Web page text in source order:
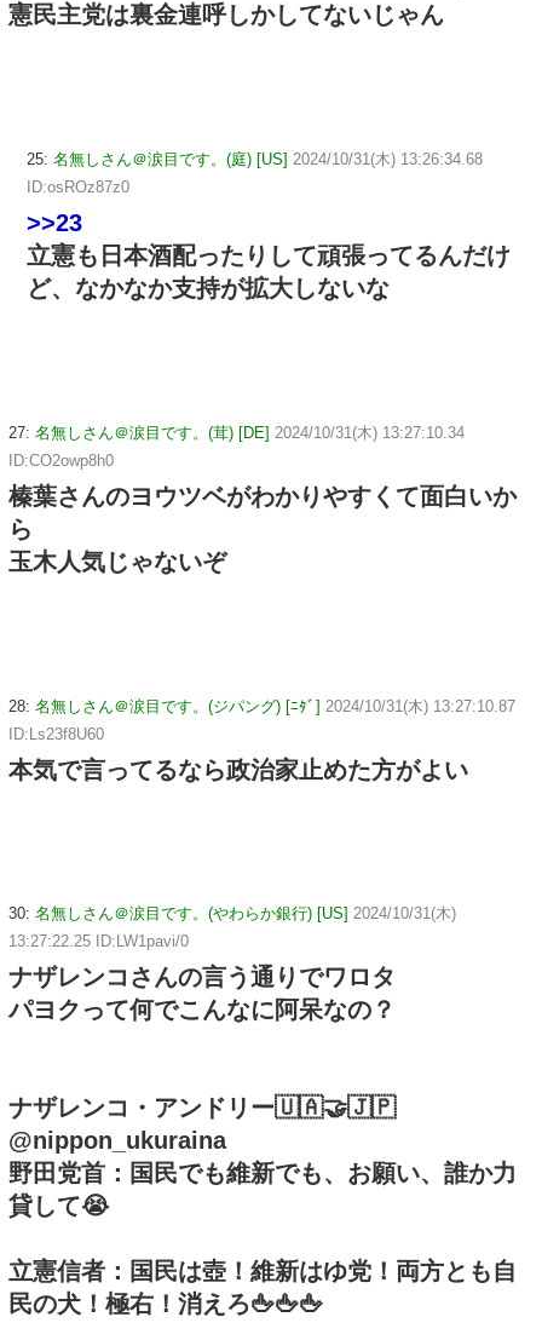
憲民主党は裏金連呼しかしてないじゃん
25: 名無しさん＠涙目です。(庭) [US] 2024/10/31(木) 13:26:34.68
ID:osROz87z0
>>23
立憲も日本酒配ったりして頑張ってるんだけ
ど、なかなか支持が拡大しないな
27: 名無しさん＠涙目です。(茸) [DE] 2024/10/31(木) 13:27:10.34
ID:CO2owp8h0
榛葉さんのヨウツベがわかりやすくて面白いか
ら
玉木人気じゃないぞ
28: 名無しさん＠涙目です。(ジパング) [ﾆﾀﾞ] 2024/10/31(木) 13:27:10.87
ID:Ls23f8U60
本気で言ってるなら政治家止めた方がよい
30: 名無しさん＠涙目です。(やわらか銀行) [US] 2024/10/31(木)
13:27:22.25 ID:LW1pavi/0
ナザレンコさんの言う通りでワロタ
パヨクって何でこんなに阿呆なの？
ナザレンコ・アンドリー🇺🇦🤝🇯🇵
@nippon_ukuraina
野田党首：国民でも維新でも、お願い、誰か力
貸して😭
立憲信者：国民は壺！維新はゆ党！両方とも自
民の犬！極右！消えろ🖕🖕🖕